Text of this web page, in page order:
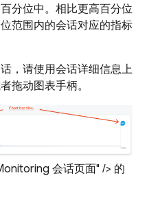
分位中。相比更高百分位
范围内的会话对应的指标
，请使用会话详细信息上
拖动图表手柄。
会话页面" /> 的